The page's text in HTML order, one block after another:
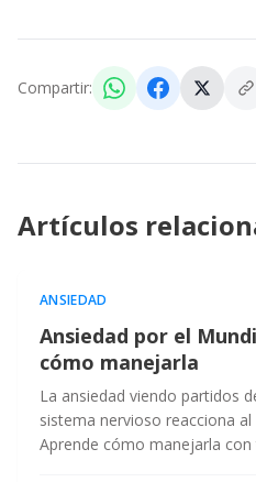
Compartir:
Artículos
ANSIEDAD
Ansiedad por el
cómo manejarla
La ansiedad viendo partidos
sistema nervioso reacciona
Aprende cómo manejarla